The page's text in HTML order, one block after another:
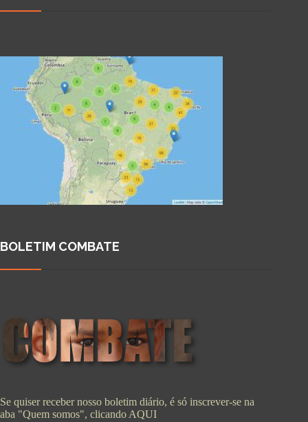
BOLETIM COMBATE
Se quiser receber nosso boletim diário, é só inscrever-se na
aba "Quem somos", clicando AQUI